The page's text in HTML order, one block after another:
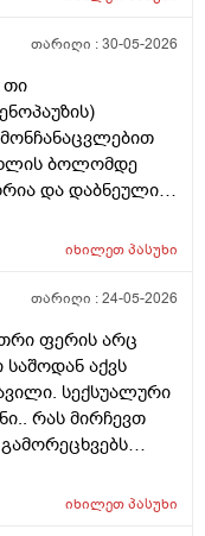
1 კვირის
ექიმთან. არის
განმეორებით
ხოლმე28-
თარიღი :30-05-2026
თი
ბოლომდე
და დაბნეული
უმცირებს და
(საშვილოსნო,
თუ
იხილეთპასუხი
თარიღი :24-05-2026
ფერის არც
აქვს
სექსუალური
რას მირჩევთ
სუნი
იხილეთპასუხი